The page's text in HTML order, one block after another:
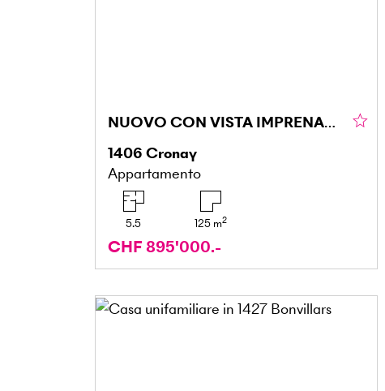
NUOVO CON VISTA IMPRENABILE
1406 Cronay
Appartamento
5.5 125 m2
CHF 895'000.-